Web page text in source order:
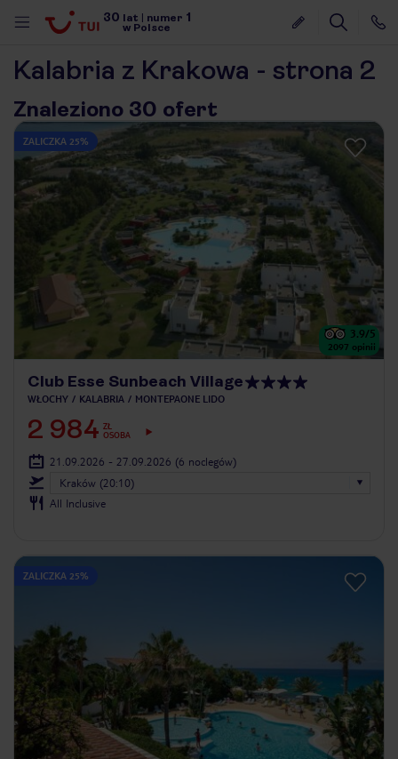
30 lat numer 1
w Polsce
Kalabria z Krakowa - strona 2
Znaleziono 30 ofert
ZALICZKA 25%
3.9/5
2097 opinii
Club Esse Sunbeach Village
WŁOCHY KALABRIA MONTEPAONE LIDO
2 984 ZŁ
OSOBA
21.09.2026 - 27.09.2026 (6 noclegów)
Kraków (20:10)
All Inclusive
ZALICZKA 25%